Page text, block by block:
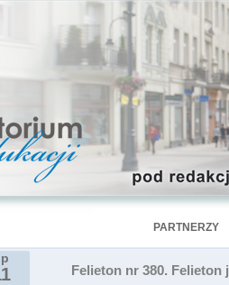
PARTNERZY
Felieton nr 380.